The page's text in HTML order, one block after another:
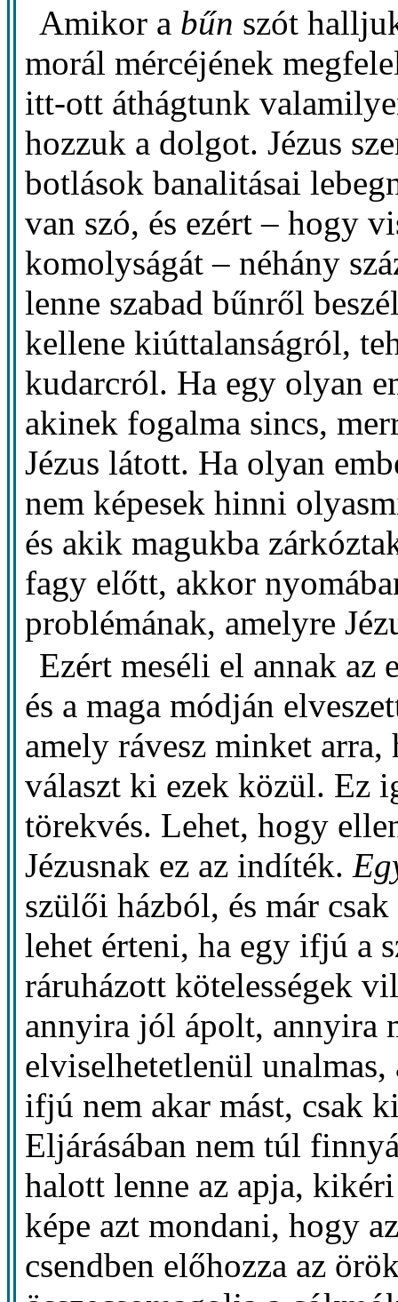
Amikor a bűn szót
morál mércéjének
itt-ott áthágtunk
hozzuk a dolgot. Jézus
botlások banalitásai
van szó, és ezért – hogy
komolyságát – néhány
lenne szabad bűnről
kellene kiúttalanságról,
kudarcról. Ha egy olyan
akinek fogalma sincs,
Jézus látott. Ha olyan
nem képesek hinni
és akik magukba
fagy előtt, akkor
problémának, amelyre
Ezért meséli el annak az
és a maga módján
amely rávesz minket
választ ki ezek közül. Ez
törekvés. Lehet, hogy
Jézusnak ez az indíték.
szülői házból, és már
lehet érteni, ha egy ifjú a
ráruházott kötelességek
annyira jól ápolt, annyira
elviselhetetlenül
ifjú nem akar mást, csak
Eljárásában nem túl
halott lenne az apja,
képe azt mondani, hogy
csendben előhozza az